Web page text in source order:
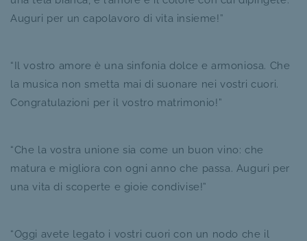
Auguri per un capolavoro di vita insieme!”
“Il vostro amore è una sinfonia dolce e armoniosa. Che
la musica non smetta mai di suonare nei vostri cuori.
Congratulazioni per il vostro matrimonio!”
“Che la vostra unione sia come un buon vino: che
matura e migliora con ogni anno che passa. Auguri per
una vita di scoperte e gioie condivise!”
“Oggi avete legato i vostri cuori con un nodo che il